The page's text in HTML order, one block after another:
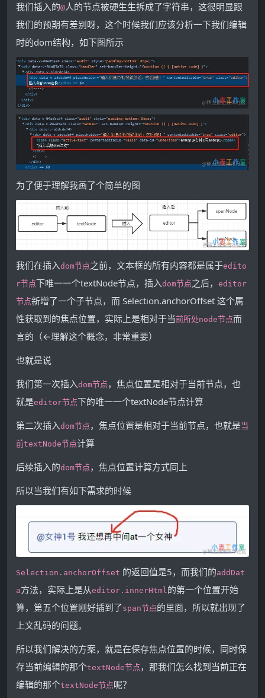
我们插入的@人的节点被硬生生拆成了字符串，这很明显跟
我们的预期有差别呀，这个时候我们应该分析一下我们编辑
时的dom结构，如下图所示
为了便于理解我画了个简单的图
我们在插入dom节点之前，文本框的所有内容都是属于edito
r节点下唯一一个textNode节点，插入dom节点之后，
editor
节点新增了一个子节点，而 Selection.anchorOffset 这个属
性获取到的焦点位置，实际上是相对于当前所处node节点而
言的（←理解这个概念，非常重要）
也就是说
我们第一次插入dom节点 ，焦点位置是相对于当前节点，也
就是editor节点下的唯一一个textNode节点计算
第二次插入dom节点 ，焦点位置是相对于当前节点，也就是当
前textNode节点计算
后续插入的dom节点 ，焦点位置计算方式同上
所以当我们有如下需求的时候
Selection.anchorOffset 的返回值是5，而我们的addDat
a方法，实际上是从editor.innerHtml 的第一个位置开始
算，第五个位置刚好插到了 span节点的里面，所以就出现了
上文乱码的问题。
所以我们解决的方案，就是在保存焦点位置的时候，同时保
存当前编辑的那个textNode节点 ，那我们怎么找到当前正在
编辑的那个textNode节点呢？